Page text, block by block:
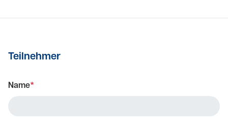
Teilnehmer
Name*